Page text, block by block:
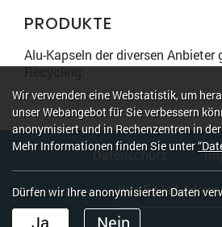
PRODUKTE
Alu-Kapseln der diversen Anbieter
Recycling.
FusszeileDatenschutz
Webstatistik
Wir verwenden eine Webstatistik, um
unser Webangebot für Sie verbessern
anonymisiert und in Rechenzentren in
Mehr Informationen finden Sie unter
Dürfen wir Ihre anonymisierten Daten
Ja Nein